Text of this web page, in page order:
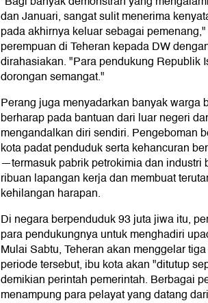
dan Januari, sangat sulit menerima
pada akhirnya keluar sebagai
perempuan di Teheran kepada DW
dirahasiakan. "Para pendukung Republik
dorongan semangat."
Perang juga menyadarkan banyak warga
berharap pada bantuan dari luar negeri
mengandalkan diri sendiri. Pengeboman
kota padat penduduk serta kehancuran
—termasuk pabrik petrokimia dan
ribuan lapangan kerja dan membuat
kehilangan harapan.
Di negara berpenduduk 93 juta jiwa itu,
para pendukungnya untuk menghadiri
Mulai Sabtu, Teheran akan menggelar
periode tersebut, ibu kota akan "ditutup
demikian perintah pemerintah. Berbagai
menampung para pelayat yang datang